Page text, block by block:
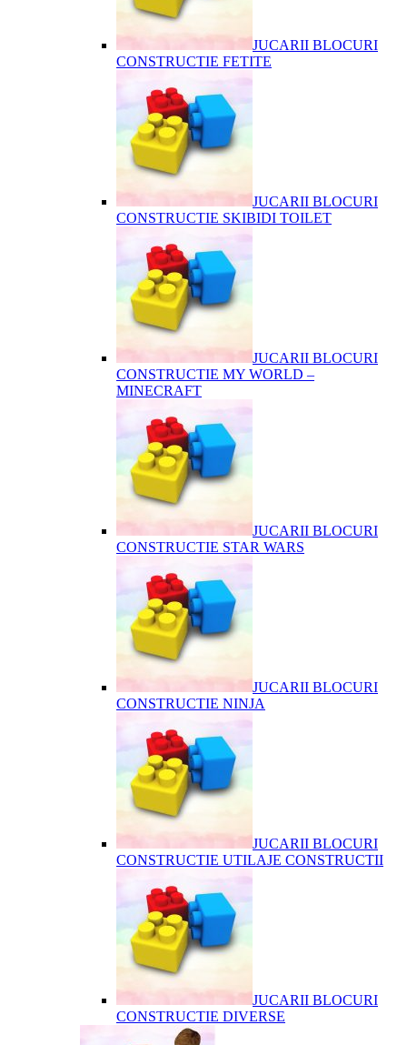
JUCARII BLOCURI
CONSTRUCTIE FETITE
JUCARII BLOCURI
CONSTRUCTIE SKIBIDI TOILET
JUCARII BLOCURI
CONSTRUCTIE MY WORLD –
MINECRAFT
JUCARII BLOCURI
CONSTRUCTIE STAR WARS
JUCARII BLOCURI
CONSTRUCTIE NINJA
JUCARII BLOCURI
CONSTRUCTIE UTILAJE CONSTRUCTII
JUCARII BLOCURI
CONSTRUCTIE DIVERSE